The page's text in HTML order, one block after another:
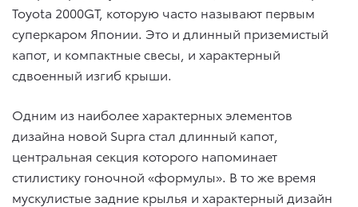
Toyota 2000GT, которую часто называют первым
суперкаром Японии. Это и длинный приземистый
капот, и компактные свесы, и характерный
сдвоенный изгиб крыши.
Одним из наиболее характерных элементов
дизайна новой Supra стал длинный капот,
центральная секция которого напоминает
стилистику гоночной «формулы». В то же время
мускулистые задние крылья и характерный дизайн